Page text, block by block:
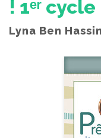
! 1ᵉʳ cycle
Lyna Ben